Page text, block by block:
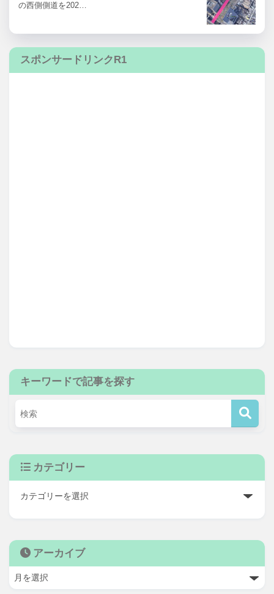
の西側側道を202…
スポンサードリンクR1
キーワードで記事を探す
カテゴリー
アーカイブ